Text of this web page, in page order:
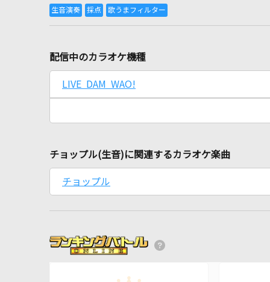
配信中のカラオケ機種
LIVE DAM WAO!
チョップル(生音)に関連するカラオケ楽曲
チョップル